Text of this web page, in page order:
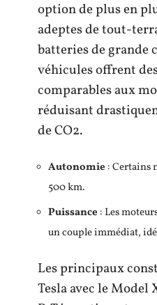
option de plus en
adeptes de tout-
batteries de grande
véhicules offrent
comparables aux
réduisant
de CO2.
Autonomie : Certains
500 km.
Puissance : Les
un couple immédiat,
Les principaux
Tesla avec le Model